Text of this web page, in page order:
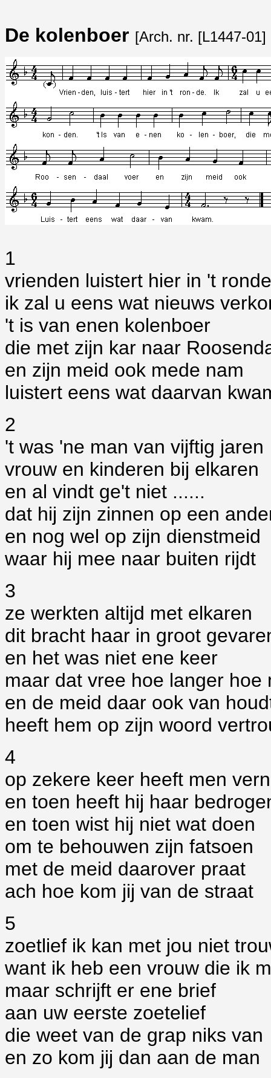
De kolenboer [Arch. nr. [L1447-01]
1
vrienden luistert hier in 't ronde
ik zal u eens wat nieuws
't is van enen kolenboer
die met zijn kar naar
en zijn meid ook mede nam
luistert eens wat daarvan
2
't was 'ne man van vijftig jaren
vrouw en kinderen bij elkaren
en al vindt ge't niet ......
dat hij zijn zinnen op een
en nog wel op zijn dienstmeid
waar hij mee naar buiten rijdt
3
ze werkten altijd met elkaren
dit bracht haar in groot
en het was niet ene keer
maar dat vree hoe langer hoe
en de meid daar ook van
heeft hem op zijn woord
4
op zekere keer heeft men
en toen heeft hij haar
en toen wist hij niet wat doen
om te behouwen zijn fatsoen
met de meid daarover praat
ach hoe kom jij van de straat
5
zoetlief ik kan met jou niet
want ik heb een vrouw die ik
maar schrijft er ene brief
aan uw eerste zoetelief
die weet van de grap niks van
en zo kom jij dan aan de man